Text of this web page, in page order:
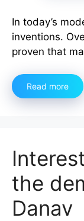
In today’s
inventions.
proven that
Read more
the
Danav